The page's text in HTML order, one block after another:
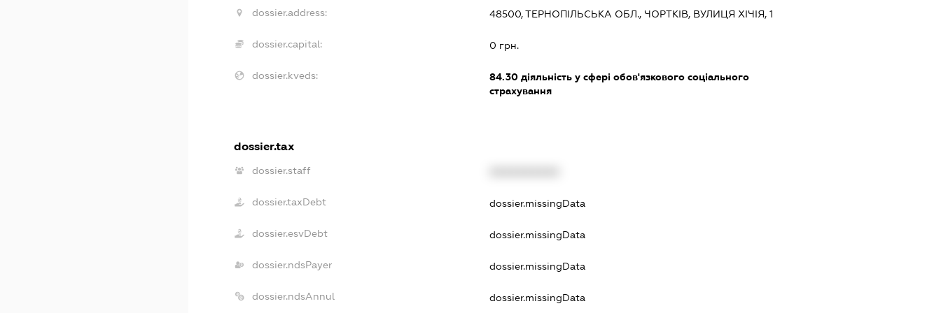
dossier.address: 48500, ТЕРНОПІЛЬСЬКА ОБЛ., ЧОРТКІВ, ВУЛИЦЯ ХІЧІЯ, 1
dossier.capital: 0 грн.
dossier.kveds: 84.30діяльність у сфері обов'язкового соціального
страхування
dossier.tax
dossier.staff
dossier.taxDebt dossier.missingData
dossier.esvDebt dossier.missingData
dossier.ndsPayer dossier.missingData
dossier.ndsAnnul dossier.missingData